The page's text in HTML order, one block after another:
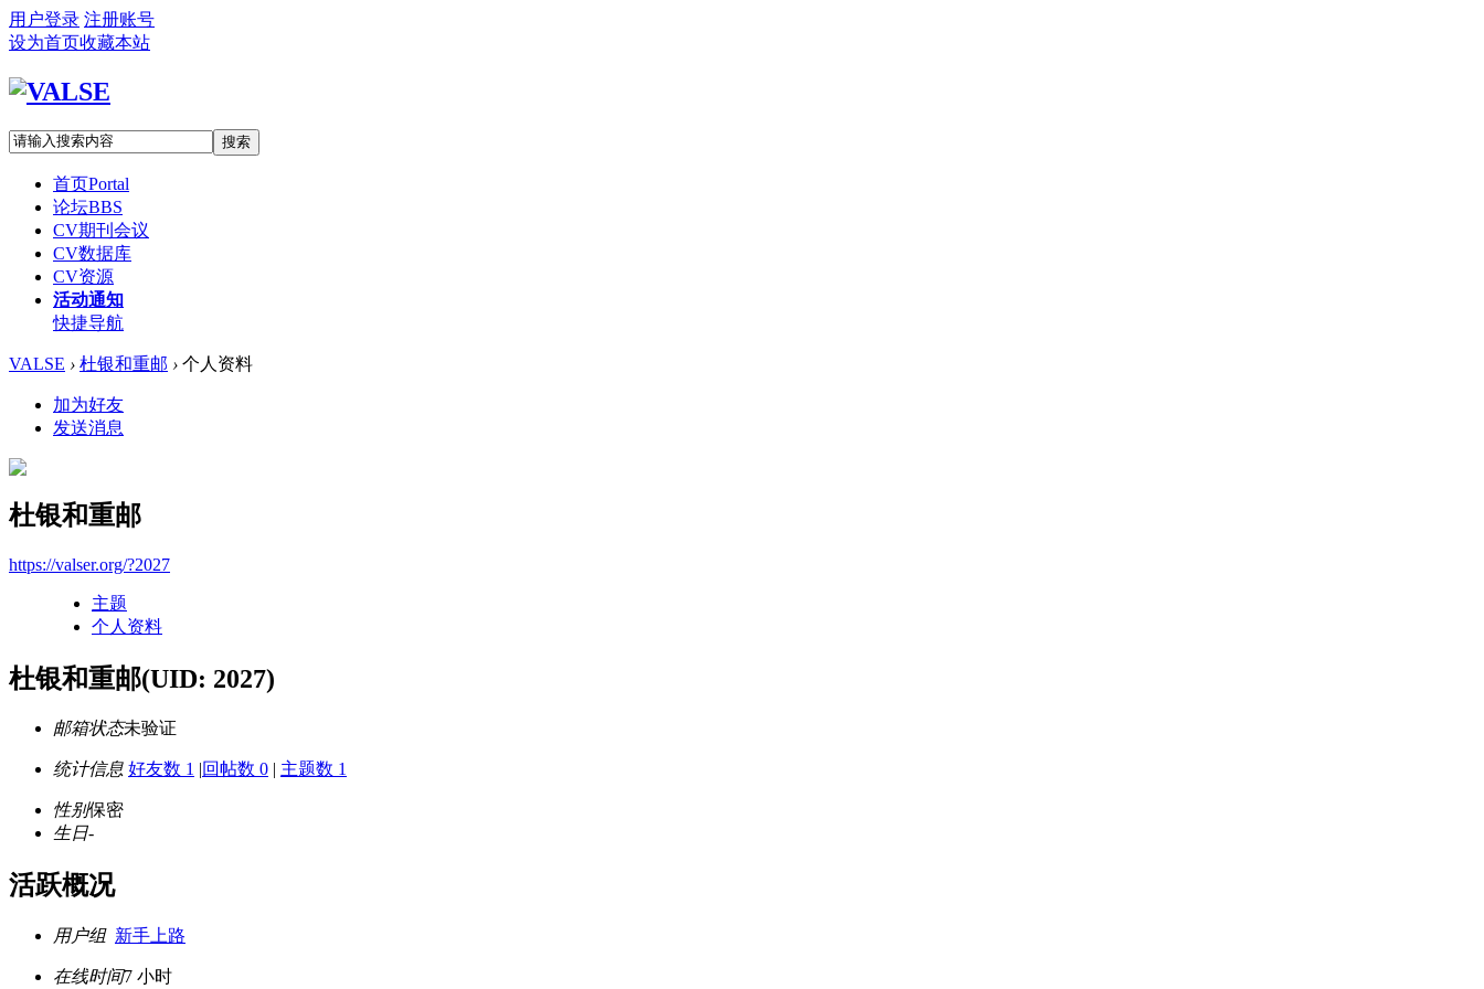
用户登录 注册账号
设为首页收藏本站
搜索
首页Portal
论坛BBS
CV期刊会议
CV数据库
CV资源
活动通知
快捷导航
VALSE › 杜银和重邮 › 个人资料
加为好友
发送消息
杜银和重邮
https://valser.org/?2027
主题
个人资料
杜银和重邮(UID: 2027)
邮箱状态未验证
统计信息 好友数 1 |回帖数 0 | 主题数 1
性别保密
生日-
活跃概况
用户组 新手上路
在线时间7 小时